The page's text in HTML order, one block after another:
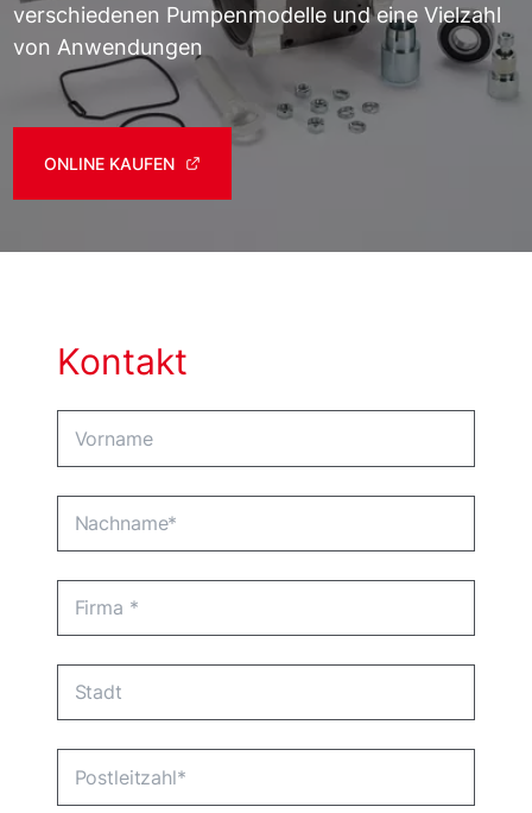
verschiedenen Pumpenmodelle und eine Vielzahl
von Anwendungen
ONLINE KAUFEN
Kontakt